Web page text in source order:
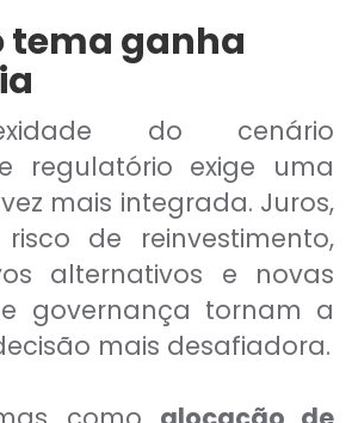
tema ganha
do cenário
regulatório exige uma
mais integrada. Juros,
de reinvestimento,
alternativos e novas
governança tornam a
mais desafiadora.